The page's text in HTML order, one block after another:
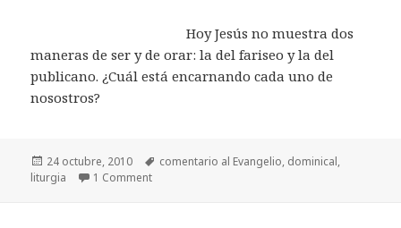
Hoy Jesús no muestra dos
maneras de ser y de orar: la del fariseo y la del
publicano. ¿Cuál está encarnando cada uno de
nosostros?
Posted
on
24 octubre, 2010 Tags
comentario al Evangelio, dominical,
liturgia
1 Comment